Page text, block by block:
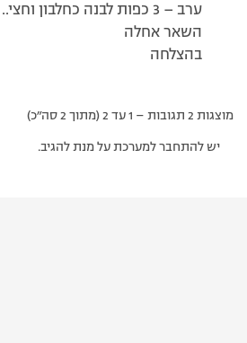
ערב – 3 כפות לבנה כחלבון וחצי..
השאר אחלה
בהצלחה
מוצגות 2 תגובות – 1 עד 2 (מתוך 2 סה״כ)
יש להתחבר למערכת על מנת להגיב.